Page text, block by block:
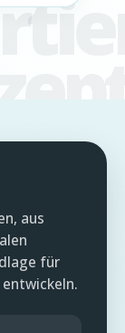
aus
für